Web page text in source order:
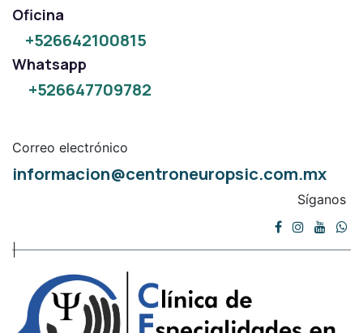
Oficina
+526642100815
Whatsapp
+526647709782
Correo electrónico
informacion@centroneuropsic.com.mx
Síganos
|